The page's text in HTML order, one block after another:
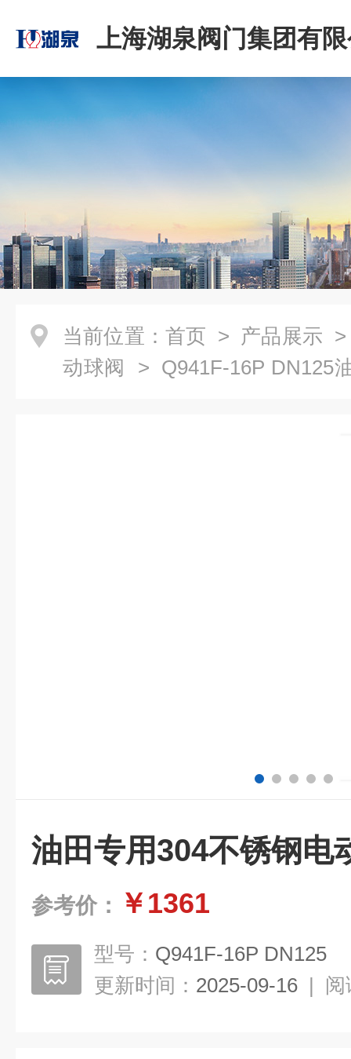
上海湖泉阀门集团有
当前位置： 首页 > 产品展示
动球阀 > Q941F-16P DN125
油田专用304不锈钢电
参考价： ￥1361
型号： Q941F-16P DN125
更新时间： 2025-09-16 | 阅